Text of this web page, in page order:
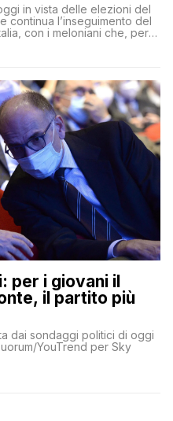
in vista delle elezioni del
continua l’inseguimento del
con i meloniani che, però,
distacco affermandosi come
a fine luglio), un
per i giovani il
il partito più
dai sondaggi politici di oggi
YouTrend per Sky